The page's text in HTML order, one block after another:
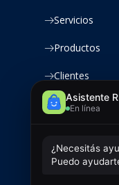
Servicios
Productos
Clientes
Contacto